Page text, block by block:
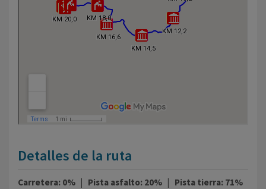
Detalles de la ruta
Carretera: 0% | Pista asfalto: 20% | Pista tierra: 71%